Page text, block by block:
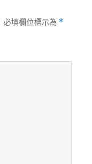
必填欄位標示為 *